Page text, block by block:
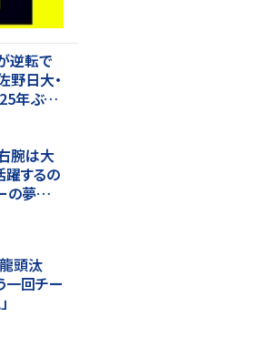
逆転で
野日大・
年ぶり
腕は大
躍するの
夢にも
頭汰
一回チー